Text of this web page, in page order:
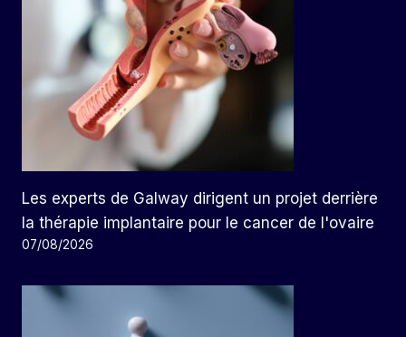
Les experts de Galway dirigent un projet derrière
la thérapie implantaire pour le cancer de l'ovaire
07/08/2026